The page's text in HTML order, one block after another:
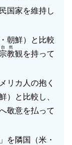
国家を維持し
朝鮮）と比較
宗教
自然
観を持って
リカ人の抱く
）と比較し、
敬意を払って
を隣国（米・